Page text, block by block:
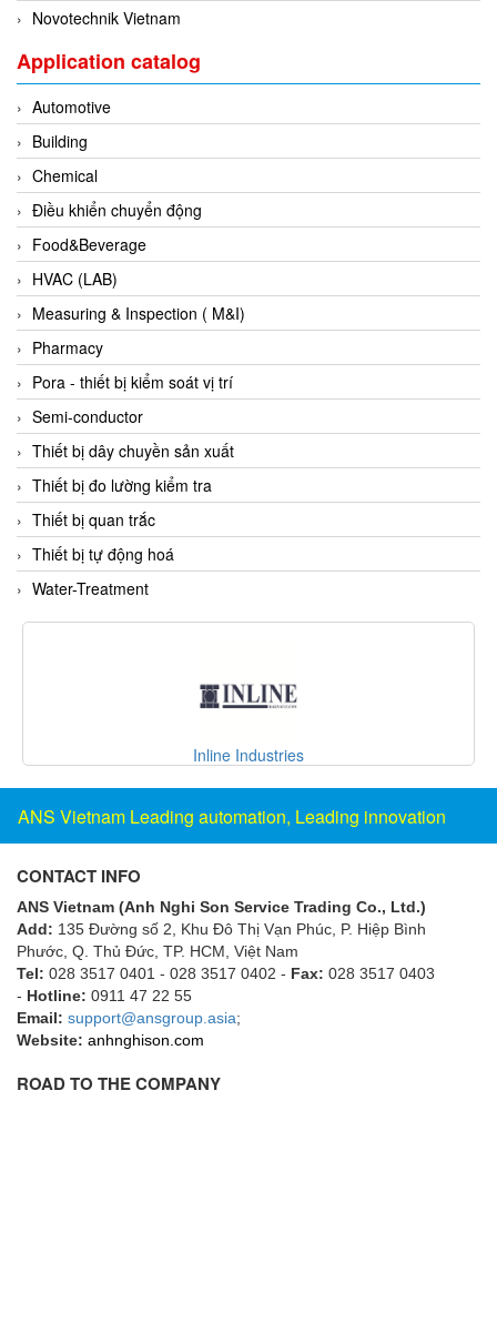
Dold Vietnam
Dongdo Tech
Donghwa Valve
Dongkun
Dosing Pump
DR. NEUMANN Peltier-Technik
Driesen Kern
Dropsa Vietnam
Druck
DSTI
DUCATI
Duclean
Dukin Besko
Dunkermotoren
Durag
Dwyer
DYH
EBMPAPST
ECKERLE
Ecom-EX
ECONEX
Edward
EES
EGE Elektronik
Eilersen Vietnam
Ekstrom-Carlson
Novotechnik Vietnam
Application catalog
Automotive
Building
Chemical
Điều khiển chuyển động
Food&Beverage
HVAC (LAB)
Measuring & Inspection ( M&I)
Pharmacy
Pora - thiết bị kiểm soát vị trí
Semi-conductor
Thiết bị dây chuyền sản xuất
Thiết bị đo lường kiểm tra
Thiết bị quan trắc
Thiết bị tự động hoá
Water-Treatment
Inline Industries
ANS Vietnam Leading automation, Leading innovation
CONTACT INFO
ANS Vietnam (Anh Nghi Son Service Trading Co., Ltd.)
Add: 135 Đường số 2, Khu Đô Thị Vạn Phúc, P. Hiệp Bình
Phước, Q. Thủ Đức, TP. HCM , Việt Nam
Tel: 028 3517 0401 - 028 3517 0402 - Fax: 028 3517 0403
- Hotline: 0911 47 22 55
Email: support@ansgroup.asia;
Website: anhnghison.com
ROAD TO THE COMPANY